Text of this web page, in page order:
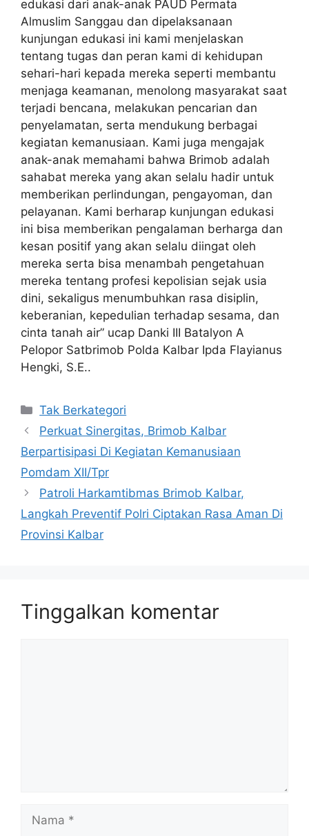
edukasi dari anak-anak PAUD Permata
Almuslim Sanggau dan dipelaksanaan
kunjungan edukasi ini kami menjelaskan
tentang tugas dan peran kami di kehidupan
sehari-hari kepada mereka seperti membantu
menjaga keamanan, menolong masyarakat saat
terjadi bencana, melakukan pencarian dan
penyelamatan, serta mendukung berbagai
kegiatan kemanusiaan. Kami juga mengajak
anak-anak memahami bahwa Brimob adalah
sahabat mereka yang akan selalu hadir untuk
memberikan perlindungan, pengayoman, dan
pelayanan. Kami berharap kunjungan edukasi
ini bisa memberikan pengalaman berharga dan
kesan positif yang akan selalu diingat oleh
mereka serta bisa menambah pengetahuan
mereka tentang profesi kepolisian sejak usia
dini, sekaligus menumbuhkan rasa disiplin,
keberanian, kepedulian terhadap sesama, dan
cinta tanah air” ucap Danki III Batalyon A
Pelopor Satbrimob Polda Kalbar Ipda Flayianus
Hengki, S.E..
Kategori
Tak Berkategori
Perkuat Sinergitas, Brimob Kalbar
Berpartisipasi Di Kegiatan Kemanusiaan
Pomdam XII/Tpr
Patroli Harkamtibmas Brimob Kalbar,
Langkah Preventif Polri Ciptakan Rasa Aman Di
Provinsi Kalbar
Tinggalkan komentar
Nama